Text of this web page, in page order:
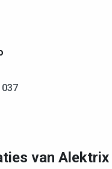
van Alektrix